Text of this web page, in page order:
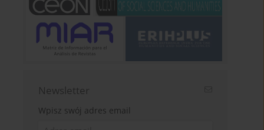
Newsletter
Wpisz swój adres email